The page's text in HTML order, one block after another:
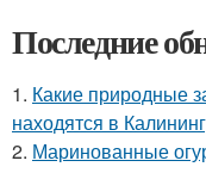
Последние
1. Какие природные
находятся в
2. Маринованные